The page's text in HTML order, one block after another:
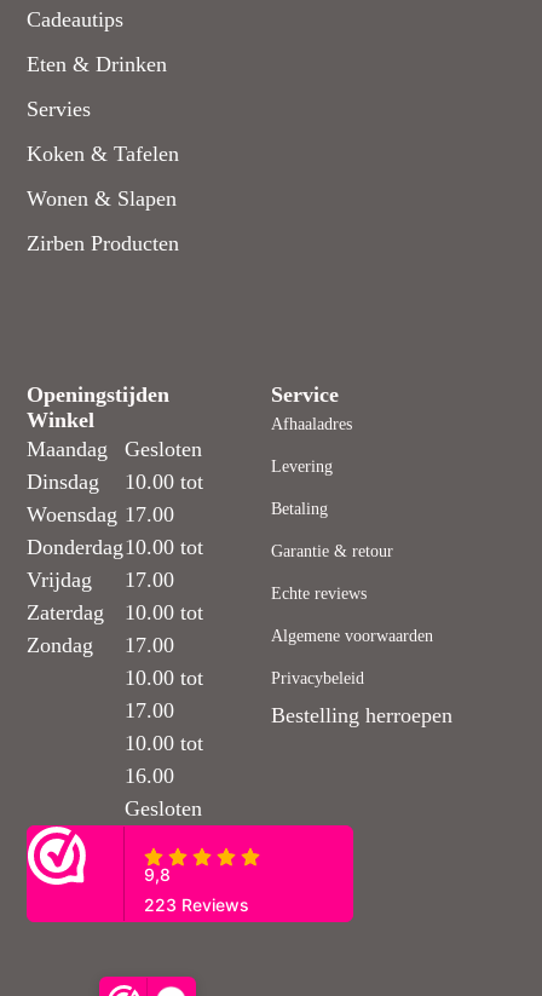
Cadeautips
Eten & Drinken
Servies
Koken & Tafelen
Wonen & Slapen
Zirben Producten
Openingstijden
Winkel
Maandag
Dinsdag
Woensdag
Donderdag
Vrijdag
Zaterdag
Zondag
Gesloten
10.00 tot
17.00
10.00 tot
17.00
10.00 tot
17.00
10.00 tot
17.00
10.00 tot
16.00
Gesloten
Service
Afhaaladres
Levering
Betaling
Garantie & retour
Echte reviews
Algemene voorwaarden
Privacybeleid
Bestelling herroepen